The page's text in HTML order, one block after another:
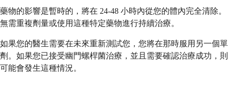
藥物的影響是暫時的，將在 24-48 小時內從您的體內完全清除。
無需重複劑量或使用這種特定藥物進行持續治療。
如果您的醫生需要在未來重新測試您，您將在那時服用另一個單
劑。如果您已接受幽門螺桿菌治療，並且需要確認治療成功，則
可能會發生這種情況。